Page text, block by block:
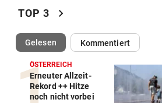
Katzentöter-Anwalt: „Nie so
Hass begegnet“
TRUMP DROHT:
Lange Haftstrafen für
über Waffenengpässe
CONFERENCE LEAGUE vor
TOP 3 chevron_right
Gelesen(ausgewählt)Kommentiert
ÖSTERREICH
Erneuter Allzeit-
Rekord ++ Hitze
noch nicht vorbei